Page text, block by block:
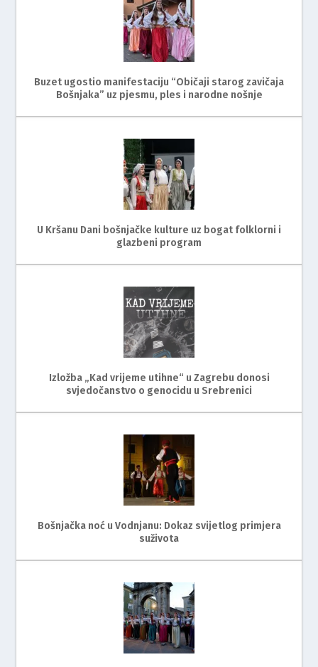
Buzet ugostio manifestaciju “Običaji starog zavičaja
Bošnjaka” uz pjesmu, ples i narodne nošnje
U Kršanu Dani bošnjačke kulture uz bogat folklorni i
glazbeni program
Izložba „Kad vrijeme utihne“ u Zagrebu donosi
svjedočanstvo o genocidu u Srebrenici
Bošnjačka noć u Vodnjanu: Dokaz svijetlog primjera
suživota